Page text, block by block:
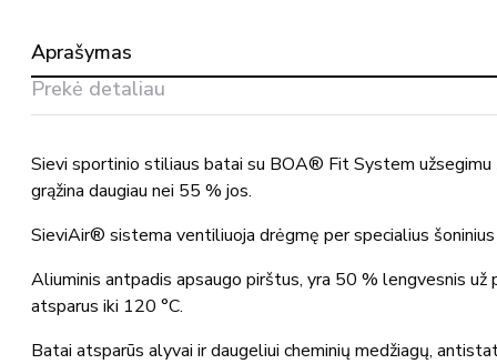
R2
ROLLER
Aprašymas
Prekė detaliau
Sievi sportinio stiliaus batai su BOA® Fit System užsegimu
grąžina daugiau nei 55 % jos.
SieviAir® sistema ventiliuoja drėgmę per specialius
Aliuminis antpadis apsaugo pirštus, yra 50 % lengvesnis
atsparus iki 120 °C.
Batai atsparūs alyvai ir daugeliui cheminių medžiagų,